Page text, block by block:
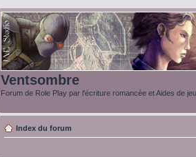
Ventsombre
Forum de Role Play par l'écriture romancée et Aides de
Index du forum